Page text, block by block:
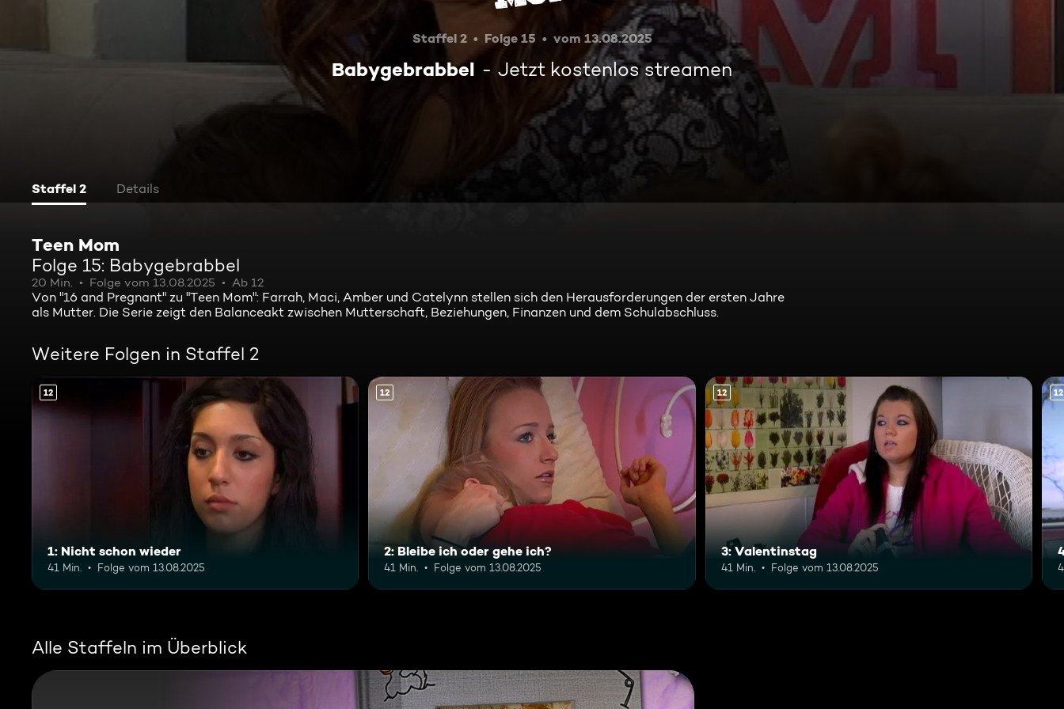
Staffel 2 Folge 15 vom 13.08.2025
Babygebrabbel Jetzt kostenlos streamen
Staffel 2 Details
Teen Mom
Folge 15: Babygebrabbel
20 Min. Folge vom 13.08.2025 Ab 12
Von "16 and Pregnant" zu "Teen Mom": Farrah, Maci, Amber und Catelynn stellen sich den Herausforderungen der ersten Jahre
als Mutter. Die Serie zeigt den Balanceakt zwischen Mutterschaft, Beziehungen, Finanzen und dem Schulabschluss.
Weitere Folgen in Staffel 2
12
1: Nicht schon wieder
41 Min. Folge vom 13.08.2025
12
2: Bleibe ich oder gehe ich?
41 Min. Folge vom 13.08.2025
12
3: Valentinstag
41 Min. Folge vom 13.08.2025
12
Alle Staffeln im Überblick